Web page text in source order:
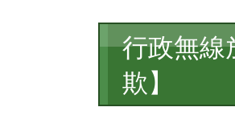
文
行政無線
欺】